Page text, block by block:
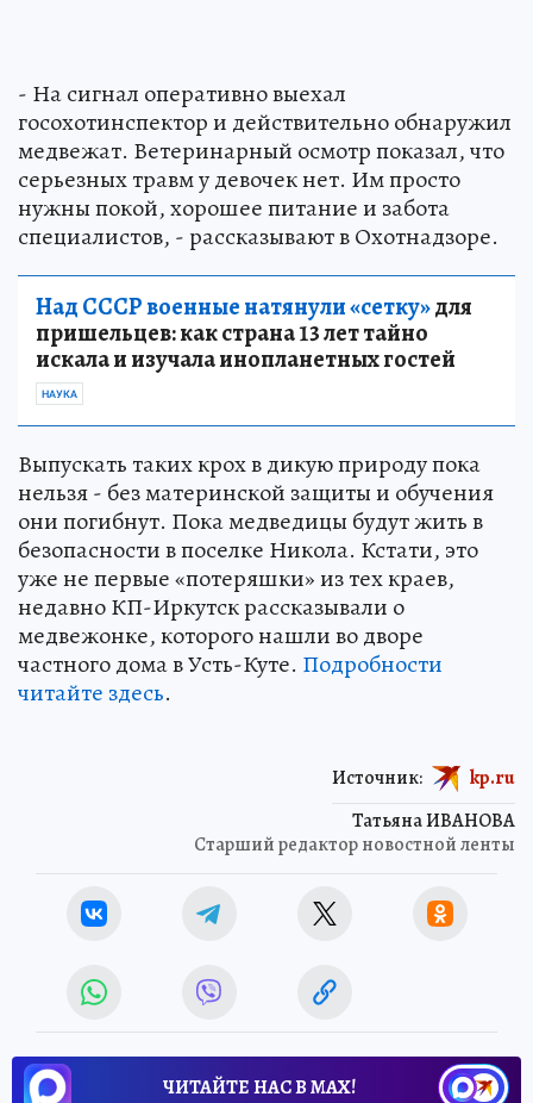
- На сигнал оперативно выехал
госохотинспектор и действительно обнаружил
медвежат. Ветеринарный осмотр показал, что
серьезных травм у девочек нет. Им просто
нужны покой, хорошее питание и забота
специалистов, - рассказывают в Охотнадзоре.
Над СССР военные натянули «сетку»для
пришельцев: как страна 13 лет тайно
искала и изучала инопланетных гостей
НАУКА
Выпускать таких крох в дикую природу пока
нельзя - без материнской защиты и обучения
они погибнут. Пока медведицы будут жить в
безопасности в поселке Никола. Кстати, это
уже не первые «потеряшки» из тех краев,
недавно КП-Иркутск рассказывали о
медвежонке, которого нашли во дворе
частного дома в Усть-Куте. Подробности
читайте здесь.
Татьяна ИВАНОВА
Старший редактор новостной ленты
Источник: kp.ru
ЧИТАЙТЕ НАС В МАХ!